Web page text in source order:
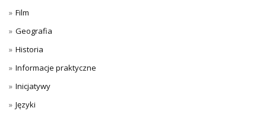
Film
Geografia
Historia
Informacje praktyczne
Inicjatywy
Języki